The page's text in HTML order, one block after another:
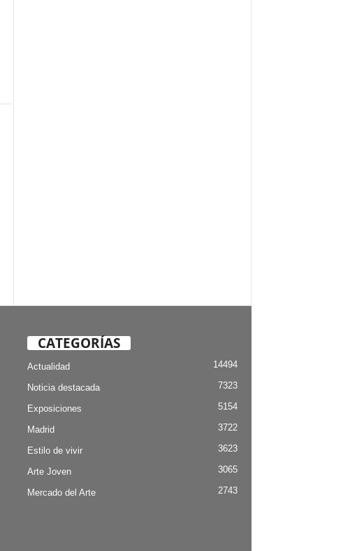
CATEGORÍAS
Actualidad 14494
Noticia destacada 7323
Exposiciones 5154
Madrid 3722
Estilo de vivir 3623
Arte Joven 3065
Mercado del Arte 2743